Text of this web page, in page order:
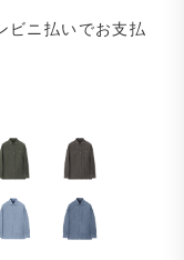
ニ払いでお支払